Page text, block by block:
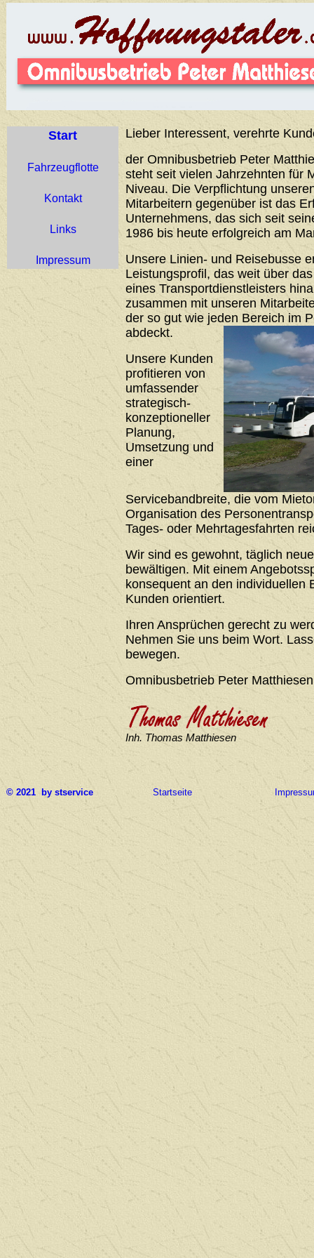
Start
Fahrzeugflotte
Kontakt
Links
Impressum
Lieber Interessent, verehrte
der Omnibusbetrieb Peter
steht seit vielen Jahrzehnten für
Niveau. Die Verpflichtung
Mitarbeitern gegenüber ist das
Unternehmens, das sich seit
1986 bis heute erfolgreich am
Unsere Linien- und Reisebusse
Leistungsprofil, das weit über
eines Transportdienstleisters
zusammen mit unseren
der so gut wie jeden Bereich im
abdeckt.
Unsere Kunden
profitieren von
umfassender
strategisch-
konzeptioneller
Planung,
Umsetzung und
einer
Servicebandbreite, die vom
Organisation des
Tages- oder Mehrtagesfahrten
Wir sind es gewohnt, täglich
bewältigen. Mit einem
konsequent an den individuellen
Kunden orientiert.
Ihren Ansprüchen gerecht zu
Nehmen Sie uns beim Wort.
bewegen.
Omnibusbetrieb Peter Matthiesen
Inh. Thomas Matthiesen
© 2021 by stservice Startseite